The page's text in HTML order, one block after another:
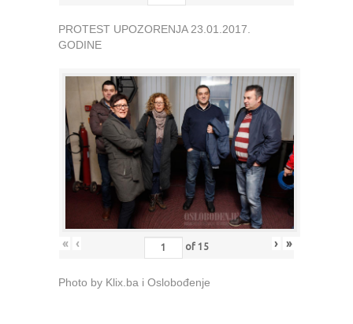
PROTEST UPOZORENJA 23.01.2017.
GODINE
« ‹ of 15 › »
Photo by Klix.ba i Oslobođenje